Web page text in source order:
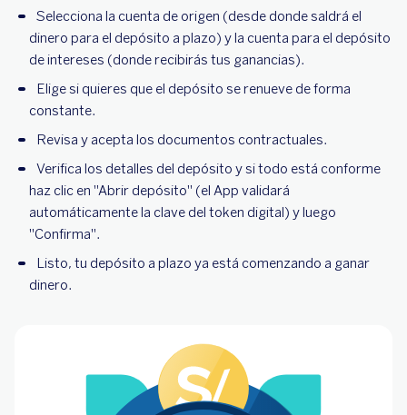
Selecciona la cuenta de origen (desde donde saldrá el
dinero para el depósito a plazo) y la cuenta para el depósito
de intereses (donde recibirás tus ganancias).
Elige si quieres que el depósito se renueve de forma
constante.
Revisa y acepta los documentos contractuales.
Verifica los detalles del depósito y si todo está conforme
haz clic en "Abrir depósito" (el App validará
automáticamente la clave del token digital) y luego
"Confirma".
Listo, tu depósito a plazo ya está comenzando a ganar
dinero.